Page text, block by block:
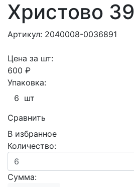
Христово 39
Артикул: 2040008-0036891
Цена за шт:
600 ₽
Упаковка:
6 шт
Сравнить
В избранное
Количество:
Сумма: